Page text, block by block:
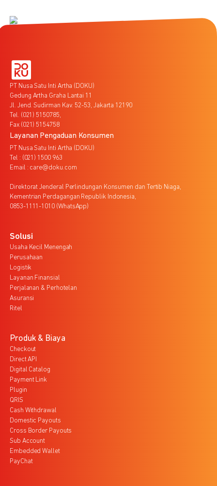
PT Nusa Satu Inti Artha (DOKU)
Gedung Artha Graha Lantai 11
Jl. Jend. Sudirman Kav. 52-53, Jakarta 12190
Tel. (021) 5150785,
Fax (021) 5154758
Layanan Pengaduan Konsumen
PT Nusa Satu Inti Artha (DOKU)
Tel : (021) 1500 963
Email : care@doku.com
Direktorat Jenderal Perlindungan Konsumen dan Tertib Niaga,
Kementrian Perdagangan Republik Indonesia,
0853-1111-1010 (WhatsApp)
Solusi
Usaha Kecil Menengah
Perusahaan
Logistik
Layanan Finansial
Perjalanan & Perhotelan
Asuransi
Ritel
Produk & Biaya
Checkout
Direct API
Digital Catalog
Payment Link
Plugin
QRIS
Cash Withdrawal
Domestic Payouts
Cross Border Payouts
Sub Account
Embedded Wallet
PayChat